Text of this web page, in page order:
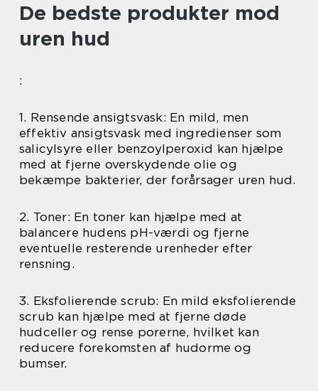
De bedste produkter mod
uren hud
:
1. Rensende ansigtsvask: En mild, men
effektiv ansigtsvask med ingredienser som
salicylsyre eller benzoylperoxid kan hjælpe
med at fjerne overskydende olie og
bekæmpe bakterier, der forårsager uren hud.
2. Toner: En toner kan hjælpe med at
balancere hudens pH-værdi og fjerne
eventuelle resterende urenheder efter
rensning.
3. Eksfolierende scrub: En mild eksfolierende
scrub kan hjælpe med at fjerne døde
hudceller og rense porerne, hvilket kan
reducere forekomsten af hudorme og
bumser.